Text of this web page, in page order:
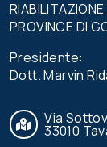
PROVINCE DI
Presidente:
Dott. Marvin
Via
33010